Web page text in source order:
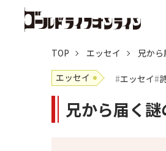
TOP エッセイ
兄か
エッセイ
エッセイ
兄から届く